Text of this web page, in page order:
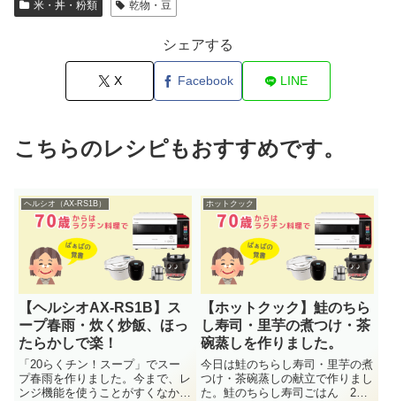
米・丼・粉類 乾物・豆
シェアする
X Facebook LINE
こちらのレシピもおすすめです。
ヘルシオ（AX-RS1B）
【ヘルシオAX-RS1B】ス
ープ春雨・炊く炒飯、ほっ
たらかしで楽！
「20らくチン！スープ」でスー
プ春雨を作りました。今まで、レ
ンジ機能を使うことがすくなかっ
ホットクック
【ホットクック】鮭のちら
し寿司・里芋の煮つけ・茶
碗蒸しを作りました。
今日は鮭のちらし寿司・里芋の煮
つけ・茶碗蒸しの献立で作りまし
た。鮭のちらし寿司ごはん 2合